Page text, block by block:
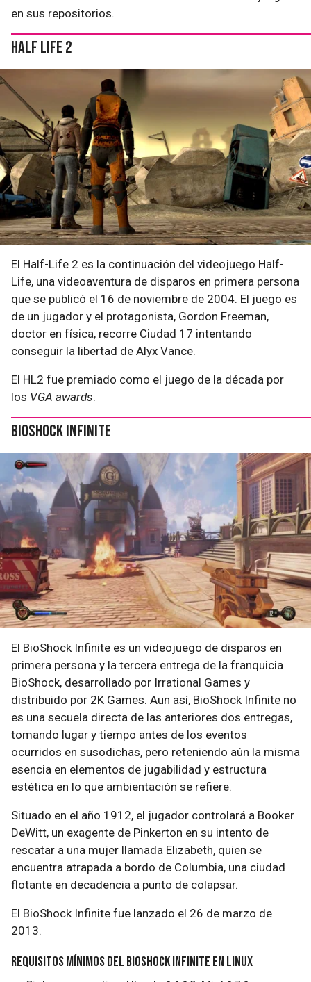
en sus repositorios.
Half Life 2
El Half-Life 2 es la continuación del videojuego Half-
Life, una videoaventura de disparos en primera persona
que se publicó el 16 de noviembre de 2004. El juego es
de un jugador y el protagonista, Gordon Freeman,
doctor en física, recorre Ciudad 17 intentando
conseguir la libertad de Alyx Vance.
El HL2 fue premiado como el juego de la década por
los VGA awards.
Bioshock Infinite
El BioShock Infinite es un videojuego de disparos en
primera persona y la tercera entrega de la franquicia
BioShock, desarrollado por Irrational Games y
distribuido por 2K Games. Aun así, BioShock Infinite no
es una secuela directa de las anteriores dos entregas,
tomando lugar y tiempo antes de los eventos
ocurridos en susodichas, pero reteniendo aún la misma
esencia en elementos de jugabilidad y estructura
estética en lo que ambientación se refiere.
Situado en el año 1912, el jugador controlará a Booker
DeWitt, un exagente de Pinkerton en su intento de
rescatar a una mujer llamada Elizabeth, quien se
encuentra atrapada a bordo de Columbia, una ciudad
flotante en decadencia a punto de colapsar.
El BioShock Infinite fue lanzado el 26 de marzo de
2013.
Requisitos mínimos del BioShock Infinite en Linux